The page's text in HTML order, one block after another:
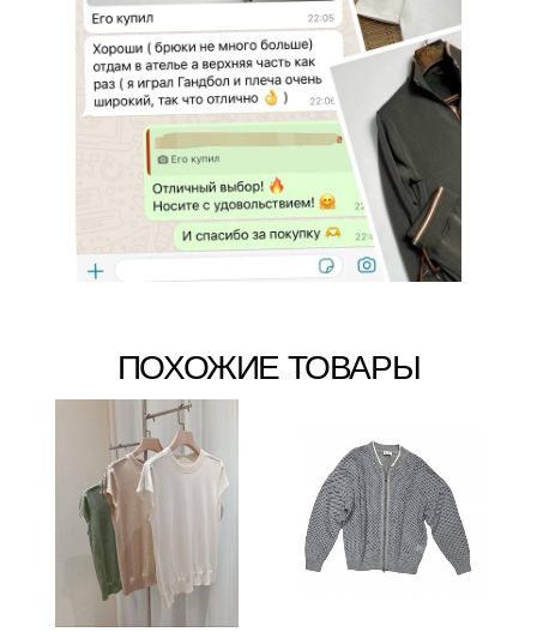
ПОХОЖИЕ ТОВАРЫ